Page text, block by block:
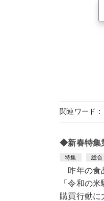
関連ワード：
◆新春特集
特集 総合
昨年の食
「令和の
購買行動に